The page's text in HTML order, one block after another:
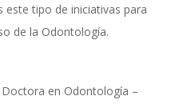
este tipo de iniciativas para
de la Odontología.
Doctora en Odontología –